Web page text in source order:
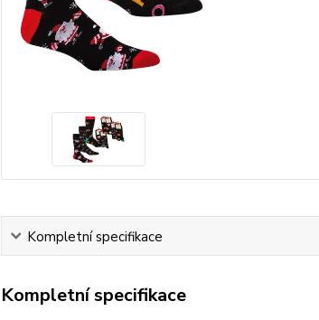
Kompletní specifikace
Kompletní specifikace